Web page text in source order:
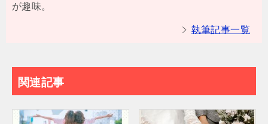
が趣味。
執筆記事一覧
関連記事